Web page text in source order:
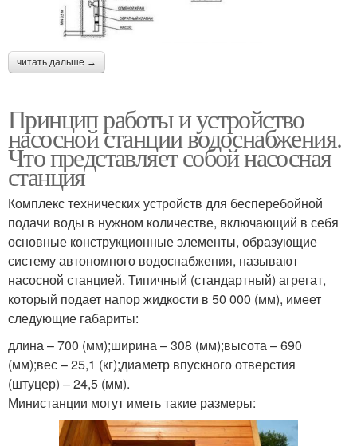
читать дальше →
Принцип работы и устройство
насосной станции водоснабжения.
Что представляет собой насосная
станция
Комплекс технических устройств для бесперебойной
подачи воды в нужном количестве, включающий в себя
основные конструкционные элементы, образующие
систему автономного водоснабжения, называют
насосной станцией. Типичный (стандартный) агрегат,
который подает напор жидкости в 50 000 (мм), имеет
следующие габариты:
длина – 700 (мм);ширина – 308 (мм);высота – 690
(мм);вес – 25,1 (кг);диаметр впускного отверстия
(штуцер) – 24,5 (мм).
Министанции могут иметь такие размеры: